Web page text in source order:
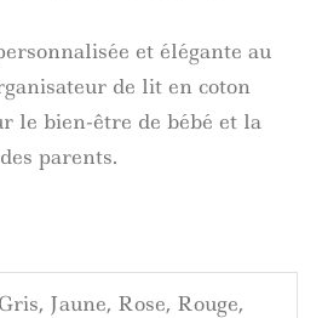
et élégante au
de lit en coton
le bien-être de bébé et la
parents.
Jaune, Rose, Rouge,